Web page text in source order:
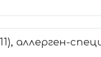
аллерген-